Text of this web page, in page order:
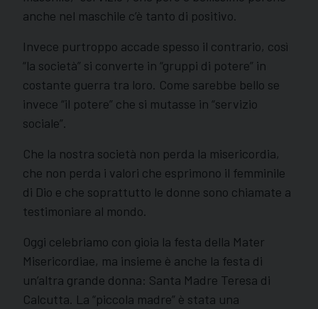
anche nel maschile c’è tanto di positivo.
Invece purtroppo accade spesso il contrario, così
“la società” si converte in “gruppi di potere” in
costante guerra tra loro. Come sarebbe bello se
invece “il potere” che si mutasse in “servizio
sociale”.
Che la nostra società non perda la misericordia,
che non perda i valori che esprimono il femminile
di Dio e che soprattutto le donne sono chiamate a
testimoniare al mondo.
Oggi celebriamo con gioia la festa della Mater
Misericordiae, ma insieme è anche la festa di
un’altra grande donna: Santa Madre Teresa di
Calcutta. La “piccola madre” è stata una